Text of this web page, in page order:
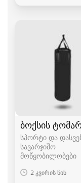
ბოქსის
სპორტი და
სავარჯიშო
მოწყობილობები
2 კვირის წინ